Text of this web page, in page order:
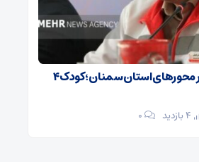
۳ سانحه رانندگی در محورهای استان سمنان؛ کودک ۴
۰